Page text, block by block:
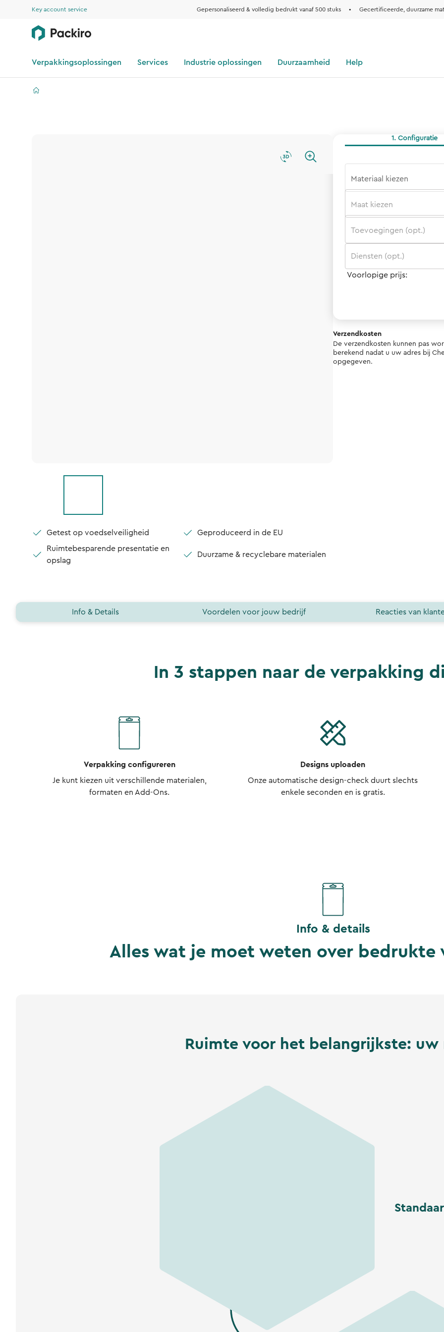
Key account service Gepersonaliseerd & volledig bedrukt vanaf 500 stuks • Gecertificeerde, duurzame
Verpakkingsoplossingen Services Industrie oplossingen Duurzaamheid Help
Getest op voedselveiligheid
Geproduceerd in de EU
Ruimtebesparende presentatie en
opslag
Duurzame & recyclebare materialen
1. Configuratie
Materiaal kiezen
Maat kiezen
Toevoegingen (opt.)
Diensten (opt.)
Voorlopige prijs:
Verzendkosten
De verzendkosten kunnen pas
berekend nadat u uw adres bij
opgegeven.
Info & Details Voordelen voor jouw bedrijf Reacties van
In 3 stappen naar de verpakking
Verpakking configureren
Je kunt kiezen uit verschillende materialen,
formaten en Add-Ons.
Designs uploaden
Onze automatische design-check duurt slechts
enkele seconden en is gratis.
Info & details
Alles wat je moet weten over bedrukte
Ruimte voor het belangrijkste: uw